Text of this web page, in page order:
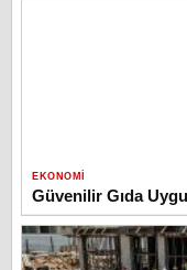
EKONOMI
Güvenilir Gıda